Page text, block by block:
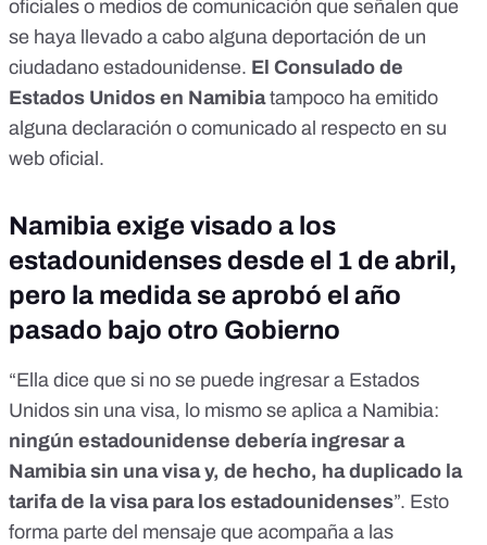
oficiales o medios de comunicación que señalen que
se haya llevado a cabo alguna deportación de un
ciudadano estadounidense. El Consulado de
Estados Unidos en Namibiatampoco ha emitido
alguna declaración o comunicado al respecto en su
web oficial.
Namibia exige visado a los
estadounidenses desde el 1 de abril,
pero la medida se aprobó el año
pasado bajo otro Gobierno
“Ella dice que si no se puede ingresar a Estados
Unidos sin una visa, lo mismo se aplica a Namibia:
ningún estadounidense debería ingresar a
Namibia sin una visa y, de hecho, ha duplicado la
tarifa de la visa para los estadounidenses”. Esto
forma parte del mensaje que acompaña a las